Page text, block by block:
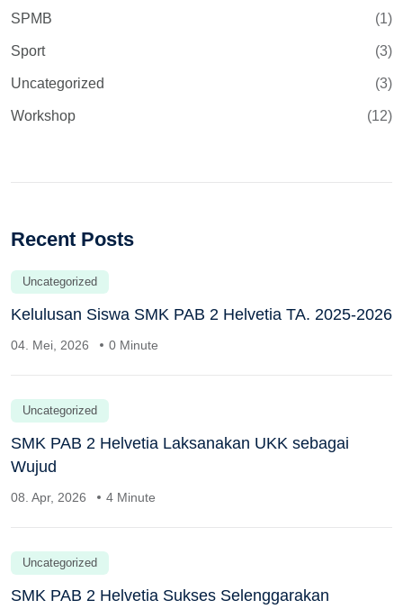
SPMB (1)
Sport (3)
Uncategorized (3)
Workshop (12)
Recent Posts
Uncategorized
Kelulusan Siswa SMK PAB 2 Helvetia TA. 2025-2026
04. Mei, 2026 0 Minute
Uncategorized
SMK PAB 2 Helvetia Laksanakan UKK sebagai
Wujud
08. Apr, 2026 4 Minute
Uncategorized
SMK PAB 2 Helvetia Sukses Selenggarakan